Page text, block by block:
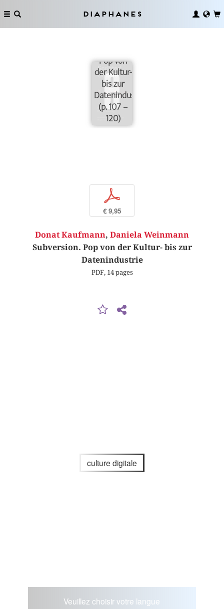
Diaphanes
Pop von
der Kultur-
bis zur
Datenindustrie
(p. 107 –
120)
p
€ 9,95
Donat Kaufmann, Daniela Weinmann
Subversion. Pop von der Kultur- bis zur
Datenindustrie
PDF, 14 pages
culture digitale
Veuillez choisir votre langue